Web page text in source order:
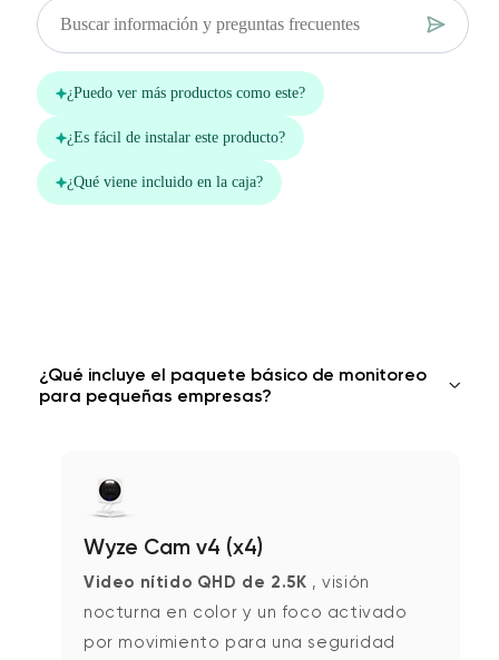
¿Qué incluye el paquete básico de monitoreo
para pequeñas empresas?
Wyze Cam v4 (x4)
Video nítido QHD de 2.5K , visión
nocturna en color y un foco activado
por movimiento para una seguridad